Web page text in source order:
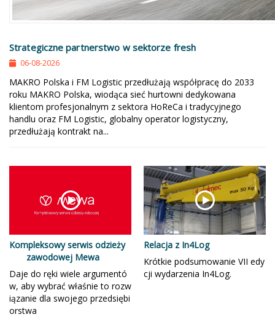
Strategiczne partnerstwo w sektorze fresh
06-08-2026
MAKRO Polska i FM Logistic przedłużają współpracę do 2033
roku MAKRO Polska, wiodąca sieć hurtowni dedykowana
klientom profesjonalnym z sektora HoReCa i tradycyjnego
handlu oraz FM Logistic, globalny operator logistyczny,
przedłużają kontrakt na...
Kompleksowy serwis odzieży
zawodowej Mewa
Daje do ręki wiele argumentó
w, aby wybrać właśnie to rozw
iązanie dla swojego przedsiębi
orstwa
Relacja z In4Log
Krótkie podsumowanie VII edy
cji wydarzenia In4Log.